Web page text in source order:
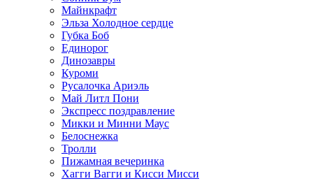
Майнкрафт
Эльза Холодное сердце
Губка Боб
Единорог
Динозавры
Куроми
Русалочка Ариэль
Май Литл Пони
Экспресс поздравление
Микки и Минни Маус
Белоснежка
Тролли
Пижамная вечеринка
Хагги Вагги и Кисси Мисси